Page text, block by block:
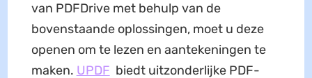
van PDFDrive met behulp van de
bovenstaande oplossingen, moet u deze
openen om te lezen en aantekeningen te
maken. UPDF biedt uitzonderlijke PDF-